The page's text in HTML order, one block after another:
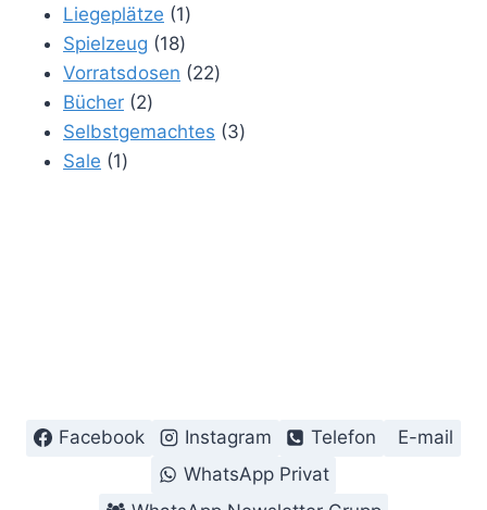
Liegeplätze 11
Produkt
Spielzeug 1818
Produkte
Vorratsdosen 2222
Bücher 22
Produkte
Selbstgemachtes 33
Sale 11
Facebook Instagram Telefon
E-mail
WhatsApp Privat